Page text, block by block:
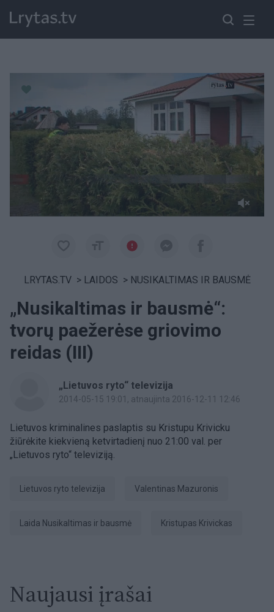
LRYTAS.TV > LAIDOS > NUSIKALTIMAS IR BAUSMĖ
„Nusikaltimas ir bausmė“:
tvorų paežerėse griovimo
reidas (III)
„Lietuvos ryto“ televizija
2014-05-15 19:01 , atnaujinta 2016-12-11 12:46
Lietuvos kriminalines paslaptis su Kristupu Krivicku
žiūrėkite kiekvieną ketvirtadienį nuo 21:00 val. per
„Lietuvos ryto“ televiziją.
Lietuvos ryto televizija Valentinas Mazuronis
laida Nusikaltimas ir bausmė Kristupas Krivickas
Naujausi įrašai